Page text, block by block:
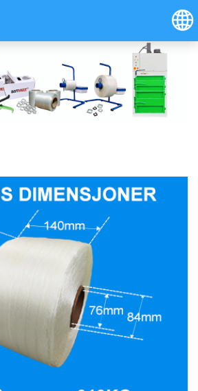
Österreich (Deutsch)